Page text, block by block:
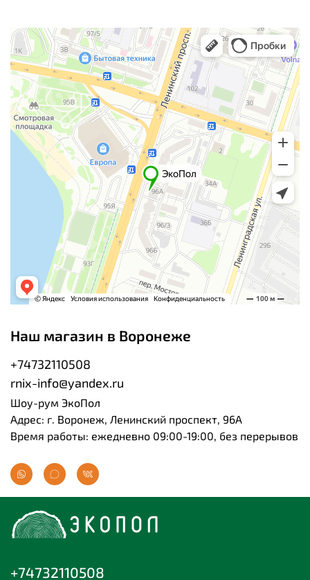
Наш магазин в Воронеже
+74732110508
rnix-info@yandex.ru
Шоу-рум ЭкоПол
Адрес: г. Воронеж, Ленинский проспект, 96А
Время работы: ежедневно 09:00-19:00, без перерывов
+74732110508